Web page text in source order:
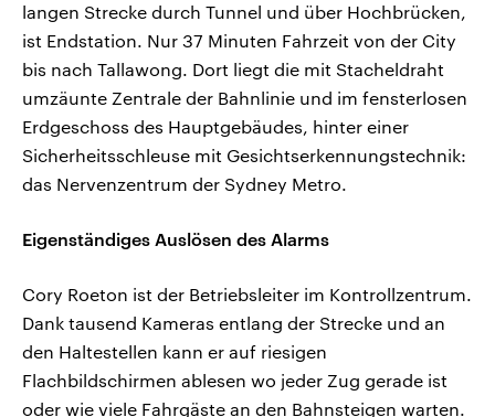
langen Strecke durch Tunnel und über Hochbrücken,
ist Endstation. Nur 37 Minuten Fahrzeit von der City
bis nach Tallawong. Dort liegt die mit Stacheldraht
umzäunte Zentrale der Bahnlinie und im fensterlosen
Erdgeschoss des Hauptgebäudes, hinter einer
Sicherheitsschleuse mit Gesichtserkennungstechnik:
das Nervenzentrum der Sydney Metro.
Eigenständiges Auslösen des Alarms
Cory Roeton ist der Betriebsleiter im Kontrollzentrum.
Dank tausend Kameras entlang der Strecke und an
den Haltestellen kann er auf riesigen
Flachbildschirmen ablesen wo jeder Zug gerade ist
oder wie viele Fahrgäste an den Bahnsteigen warten.